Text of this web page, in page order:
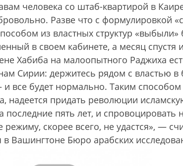
человека со штаб-квартирой в
Разве что с формулировкой
из властных структур
в своем кабинете, а месяц
Хабиба на малоопытного Раджиха
Сирии: держитесь рядом с властью в
все будет нормально. Таким
надеется придать революции
последние пять лет, и
режиму, скорее всего, не удастся», —
Вашингтоне Бюро арабских